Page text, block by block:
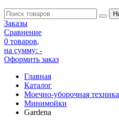
Заказы
Сравнение
0 товаров,
на сумму: -
Оформить заказ
Главная
Каталог
Моечно-уборочная техника
Минимойки
Gardena